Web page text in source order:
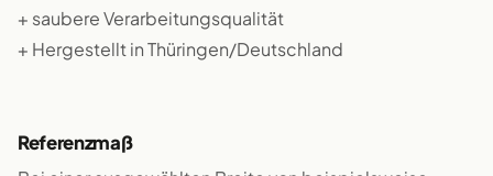
+ saubere Verarbeitungsqualität
+ Hergestellt in Thüringen/Deutschland
Referenzmaß